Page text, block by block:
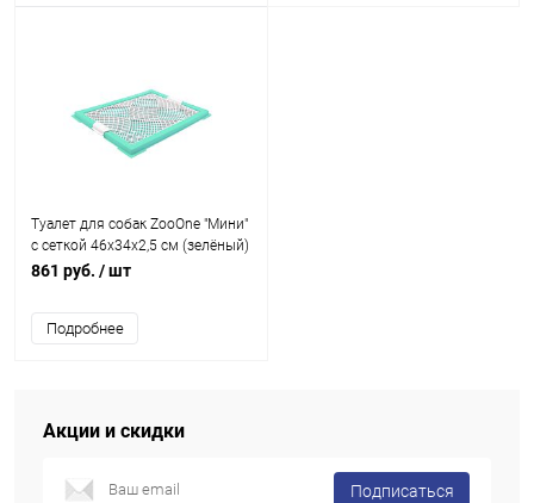
Туалет для собак ZooOne "Мини"
с сеткой 46х34х2,5 см (зелёный)
861 руб. / шт
Подробнее
Акции и скидки
Подписаться